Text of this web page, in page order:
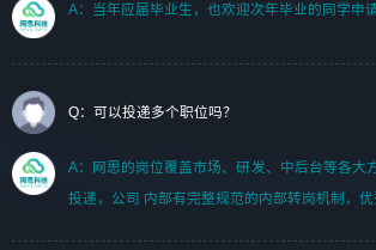
A：当年应届毕业生，也欢迎次年毕业的同学申请
Q：可以投递多个职位吗？
A：网思的岗位覆盖市场、研发、中后台等各大
投递，公司 内部有完整规范的内部转岗机制，优